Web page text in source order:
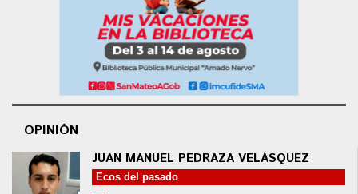
OPINIÓN
JUAN MANUEL PEDRAZA VELÁSQUEZ
Ecos del pasado